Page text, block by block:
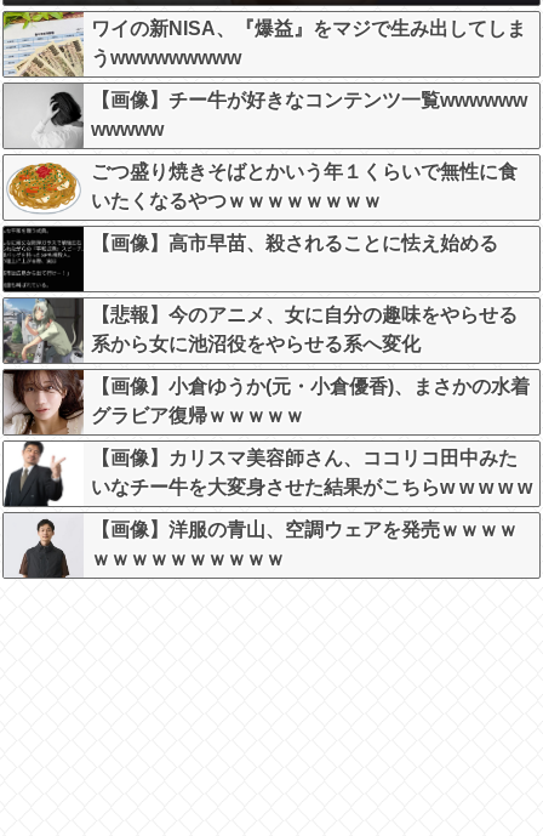
ワイの新NISA、『爆益』をマジで生み出してしま
うwwwwwwwww
【画像】チー牛が好きなコンテンツ一覧wwwwww
wwwww
ごつ盛り焼きそばとかいう年１くらいで無性に食
いたくなるやつｗｗｗｗｗｗｗｗ
【画像】高市早苗、殺されることに怯え始める
【悲報】今のアニメ、女に自分の趣味をやらせる
系から女に池沼役をやらせる系へ変化
【画像】小倉ゆうか(元・小倉優香)、まさかの水着
グラビア復帰ｗｗｗｗｗ
【画像】カリスマ美容師さん、ココリコ田中みた
いなチー牛を大変身させた結果がこちらw w w w w
w w w w w w
【画像】洋服の青山、空調ウェアを発売ｗｗｗｗ
ｗｗｗｗｗｗｗｗｗｗ